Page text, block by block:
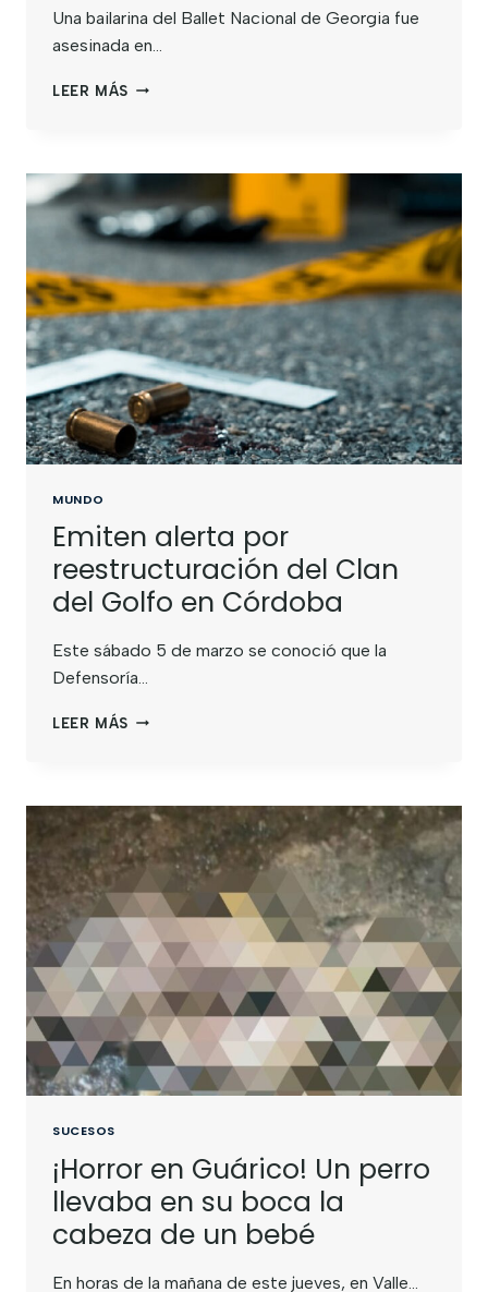
Una bailarina del Ballet Nacional de Georgia fue
asesinada en…
LEER MÁS
MUNDO
Emiten alerta por
reestructuración del Clan
del Golfo en Córdoba
Este sábado 5 de marzo se conoció que la
Defensoría…
LEER MÁS
SUCESOS
¡Horror en Guárico! Un perro
llevaba en su boca la
cabeza de un bebé
En horas de la mañana de este jueves, en Valle…